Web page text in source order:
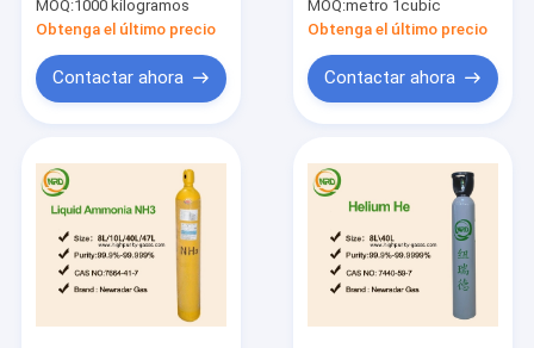
MOQ:1000 kilogramos
Obtenga el último precio
Contactar ahora
cilindro 50L no
inflamable
MOQ:metro 1cubic
Obtenga el último precio
Contactar ahora